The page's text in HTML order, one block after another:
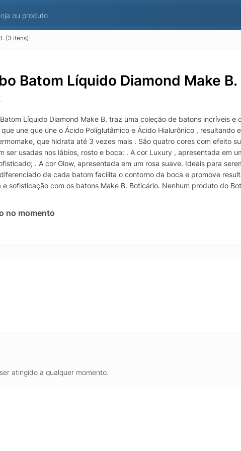
(3 itens)
Batom Líquido Diamond Make
Líquido Diamond Make B. traz uma coleção de batons incríveis
une que une o Ácido Poliglutâmico e Ácido Hialurônico ,
que hidrata até 3 vezes mais . São quatro cores com efeito
ser usadas nos lábios, rosto e boca: . A cor Luxury , apresentada em
. A cor Glow, apresentada em um rosa suave. Ideais para
de cada batom facilita o contorno da boca e promove
e sofisticação com os batons Make B. Boticário. Nenhum produto do
no momento
atingido a qualquer momento.